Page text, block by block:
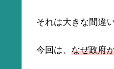
それは大きな間違
今回は、 なぜ政府